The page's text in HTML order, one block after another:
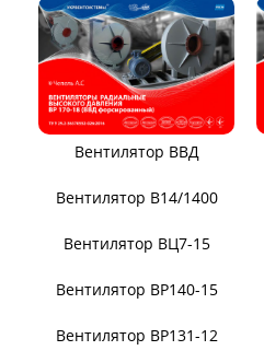
Вентилятор ВВД